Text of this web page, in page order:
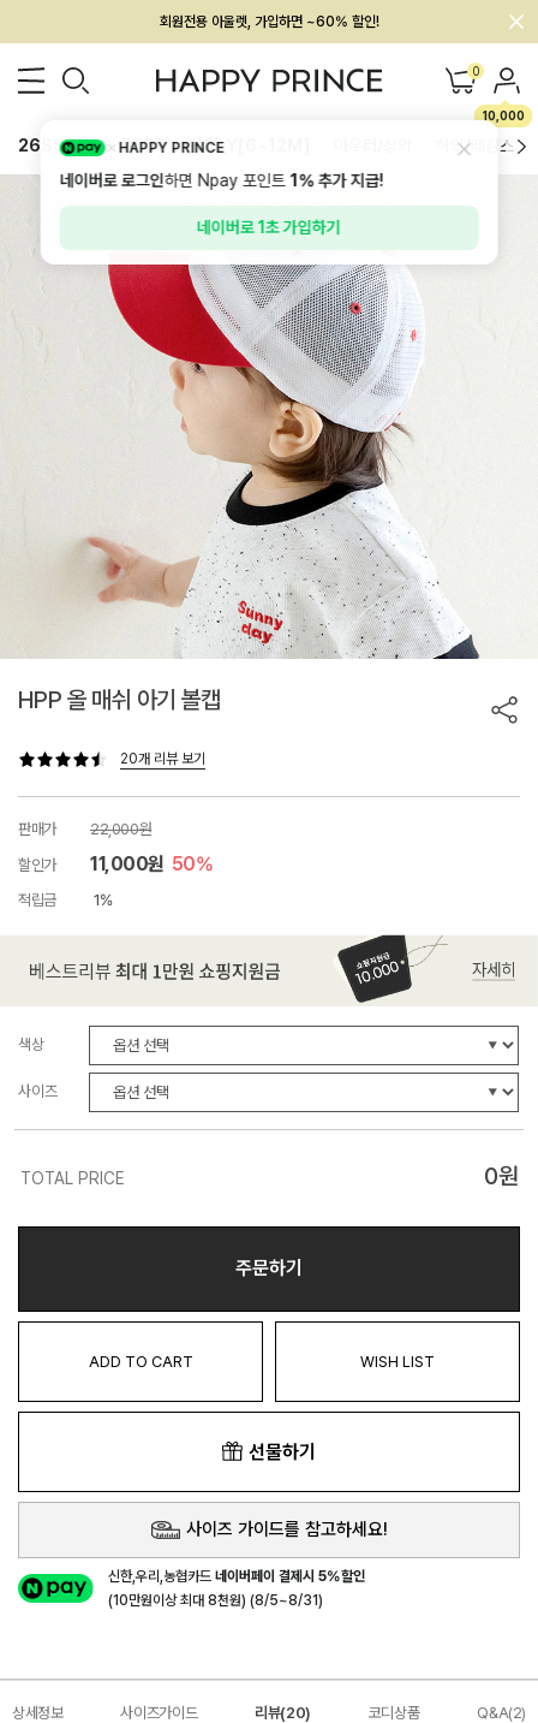
회원전용 아울렛, 가입하면 ~60% 할인!
멤버십 최대 28,000원 혜택 0
10,000
26SS 신상 BEST BABY[6~12M] 하의/레깅스
HPP 올 매쉬 아기 볼캡
20개 리뷰 보기
판매가
22,000원
할인가
11,000원 50%
적립금 1%
색상
사이즈
TOTAL PRICE 0원
주문하기
ADD TO CART WISH LIST
선물하기
사이즈 가이드를 참고하세요!
신한,우리,농협카드네이버페이 결제시 5%할인
(10만원이상 최대 8천원) (8/5~8/31)
상세정보 사이즈가이드 리뷰(20) 코디상품 Q&A(2)
HAPPY PRINCE
네이버로 로그인하면 Npay 포인트1%추가 지급!
네이버로 1초 가입하기